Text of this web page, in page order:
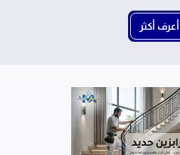
أعرف أكثر